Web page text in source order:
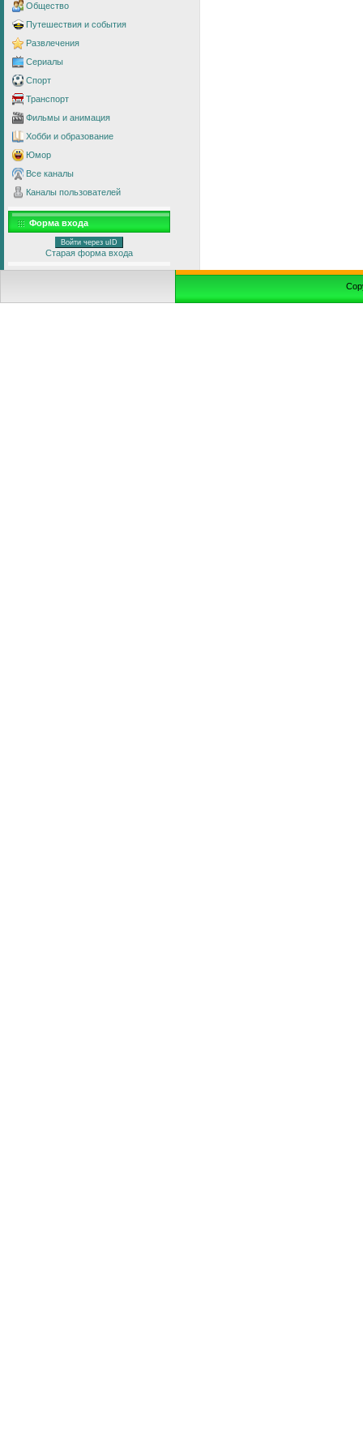
Общество
Путешествия и события
Развлечения
Сериалы
Спорт
Транспорт
Фильмы и анимация
Хобби и образование
Юмор
Все каналы
Каналы пользователей
Форма входа
Войти через uID
Старая форма входа